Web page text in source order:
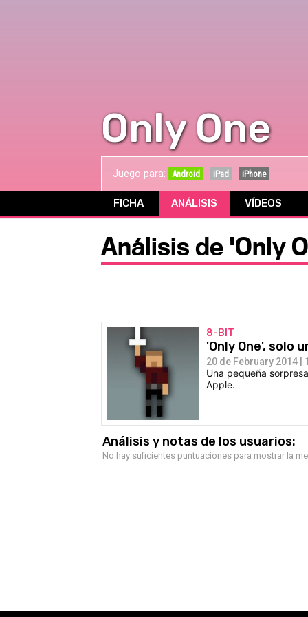
Only One
Juego para: Android iPad iPhone
FICHA ANÁLISIS VÍDEOS
Análisis de 'Only
8-BIT
'Only One', solo
20 de February 2014 |
Una pequeña
Apple.
Análisis y notas de los usuarios:
No hay suficientes puntuaciones para mostrar la